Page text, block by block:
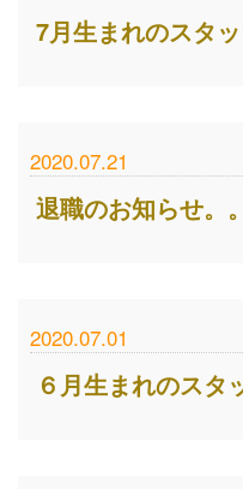
7月生まれのスタ
2020.07.21
退職のお知らせ。
2020.07.01
６月生まれのスタ